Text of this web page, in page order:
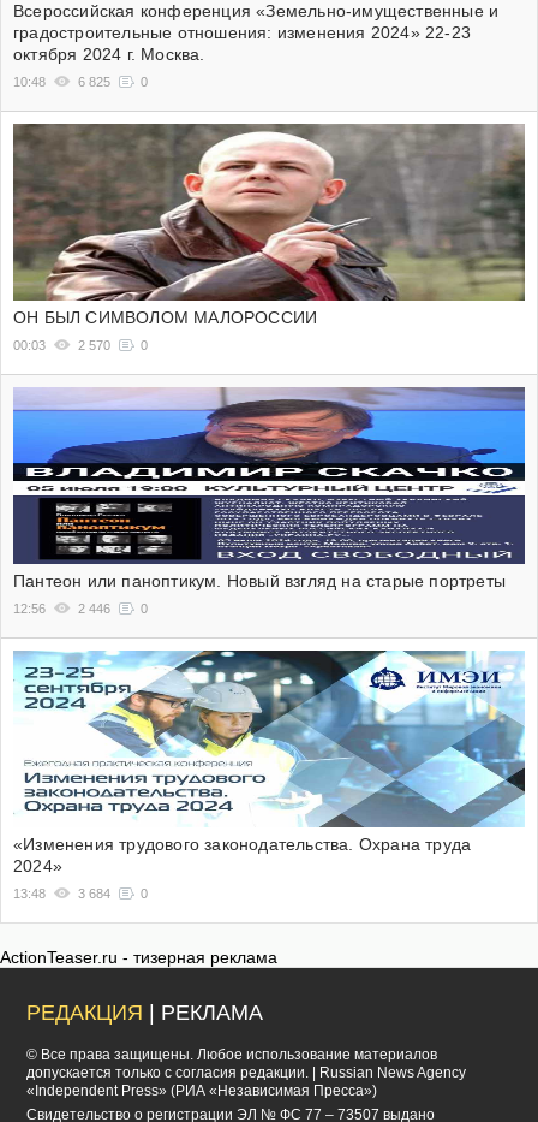
Всероссийская конференция «Земельно-имущественные и
градостроительные отношения: изменения 2024» 22-23
октября 2024 г. Москва.
10:48 6 825 0
ОН БЫЛ СИМВОЛОМ МАЛОРОССИИ
00:03 2 570 0
Пантеон или паноптикум. Новый взгляд на старые портреты
12:56 2 446 0
«Изменения трудового законодательства. Охрана труда
2024»
13:48 3 684 0
ActionTeaser.ru - тизерная реклама
РЕДАКЦИЯ | РЕКЛАМА
© Все права защищены. Любое использование материалов
допускается только с согласия редакции. | Russian News Agency
«Independent Press» (РИА «Независимая Пресса»)
Cвидетельство о регистрации ЭЛ № ФС 77 – 73507 выдано